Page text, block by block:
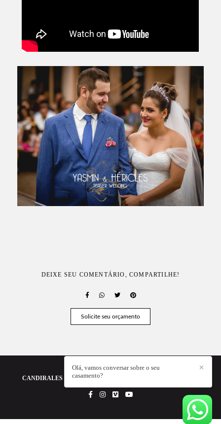
DEIXE SEU COMENTÁRIO, COMPARTILHE!
Solicite seu orçamento
CANDIRALES - A FOTOGRAFIA DA SUA HISTÓRIA
✕
Olá, vamos conversar sobre o seu
casamento?